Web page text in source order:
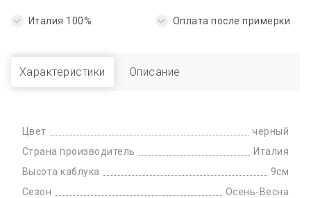
Италия 100% Оплата после примерки
Характеристики Описание
Цвет
черный
Страна производитель
Италия
Высота каблука
9см
Сезон
Осень-Весна